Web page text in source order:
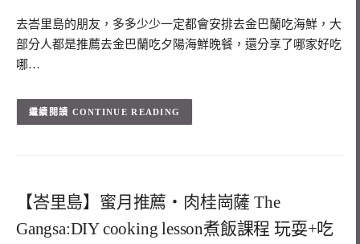
去峇里島的朋友，多多少少一定都會安排去金巴蘭吃海鮮，大
部分人都是推薦去金巴蘭吃夕陽海鮮晚餐，還分享了哪家好吃
哪…
CONTINUE READING
【峇里島】蜜月推薦‧肉桂崗薩 The
Gangsa:DIY cooking lesson煮飯課程 玩耍+吃